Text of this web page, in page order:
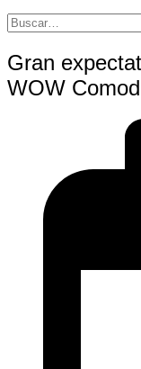
Gran
WOW